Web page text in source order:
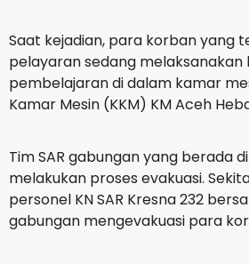
Saat kejadian, para korban yang
pelayaran sedang melaksanakan
pembelajaran di dalam kamar
Kamar Mesin (KKM) KM Aceh
Tim SAR gabungan yang berada
melakukan proses evakuasi.
personel KN SAR Kresna 232
gabungan mengevakuasi para